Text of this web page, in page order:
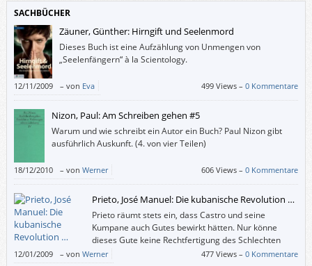
SACHBÜCHER
Zäuner, Günther: Hirngift und Seelenmord
Dieses Buch ist eine Aufzählung von Unmengen von
„Seelenfängern“ à la Scientology.
12/11/2009 – von Eva 499 Views –0 Kommentare
Nizon, Paul: Am Schreiben gehen #5
Warum und wie schreibt ein Autor ein Buch? Paul Nizon gibt
ausführlich Auskunft. (4. von vier Teilen)
18/12/2010 – von Werner 606 Views –0 Kommentare
Prieto, José Manuel: Die kubanische Revolution …
Prieto räumt stets ein, dass Castro und seine
Kumpane auch Gutes bewirkt hätten. Nur könne
dieses Gute keine Rechtfertigung des Schlechten
sein, meint Pieto, der nicht versteht, wieso es den
12/01/2009 – von Werner 477 Views –0 Kommentare